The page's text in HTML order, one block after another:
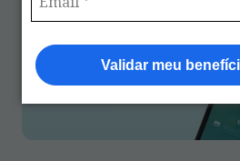
Validar meu